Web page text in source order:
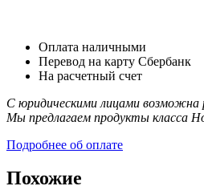
Оплата наличными
Перевод на карту Сбербанк
На расчетный счет
С юридическими лицами возможна
Мы предлагаем продукты класса
Подробнее об оплате
Похожие